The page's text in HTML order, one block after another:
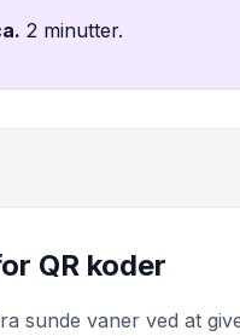
. 2 minutter.
QR koder
sunde vaner ved at